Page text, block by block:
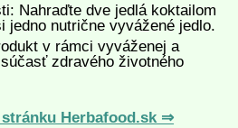
Nahraďte dve jedlá koktailom
jedno nutrične vyvážené jedlo.
v rámci vyváženej a
zdravého životného
Herbafood.sk ⇒